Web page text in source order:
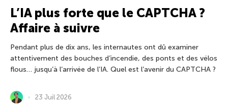
L’IA plus forte que le CAPTCHA ?
Affaire à suivre
Pendant plus de dix ans, les internautes ont dû examiner
attentivement des bouches d’incendie, des ponts et des vélos
flous… jusqu’à l’arrivée de l’IA. Quel est l’avenir du CAPTCHA ?
23 Juil 2026